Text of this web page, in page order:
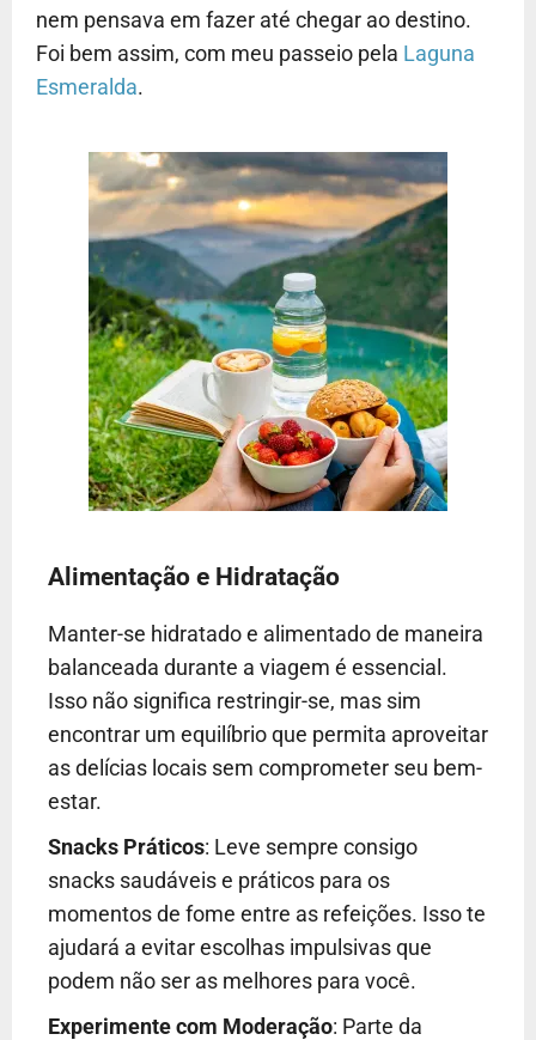
nem pensava em fazer até chegar ao destino.
Foi bem assim, com meu passeio pela Laguna
Esmeralda.
Alimentação e Hidratação
Manter-se hidratado e alimentado de maneira
balanceada durante a viagem é essencial.
Isso não significa restringir-se, mas sim
encontrar um equilíbrio que permita aproveitar
as delícias locais sem comprometer seu bem-
estar.
Snacks Práticos: Leve sempre consigo
snacks saudáveis e práticos para os
momentos de fome entre as refeições. Isso te
ajudará a evitar escolhas impulsivas que
podem não ser as melhores para você.
Experimente com Moderação: Parte da